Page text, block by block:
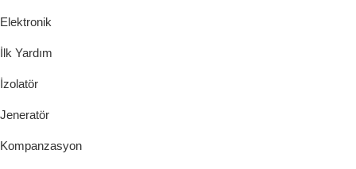
Elektronik
İlk Yardım
İzolatör
Jeneratör
Kompanzasyon